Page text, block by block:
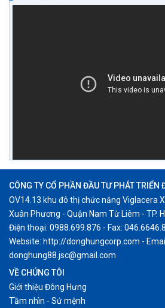
CÔNG TY CỔ PHẦN ĐẦU TƯ PHÁT TRIỂN
OV14.13 khu đô thị chức năng Viglacera
Xuân Phương - Quận Nam Từ Liêm - TP.
Điện thoại: 0988.699.876 - Fax:
Website: http://donghungcorp.com -
donghung88.jsc@gmail.com
VỀ CHÚNG TÔI
Giới thiệu Đông Hưng
Tầm nhìn - Sứ mệnh